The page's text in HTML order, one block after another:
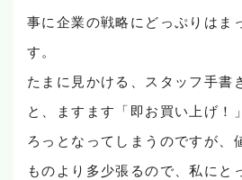
事に企業の戦略にどっぷりはま
す。
たまに見かける、スタッフ手書
と、ますます「即お買い上げ！
ろっとなってしまうのですが、
ものより多少張るので、私にと